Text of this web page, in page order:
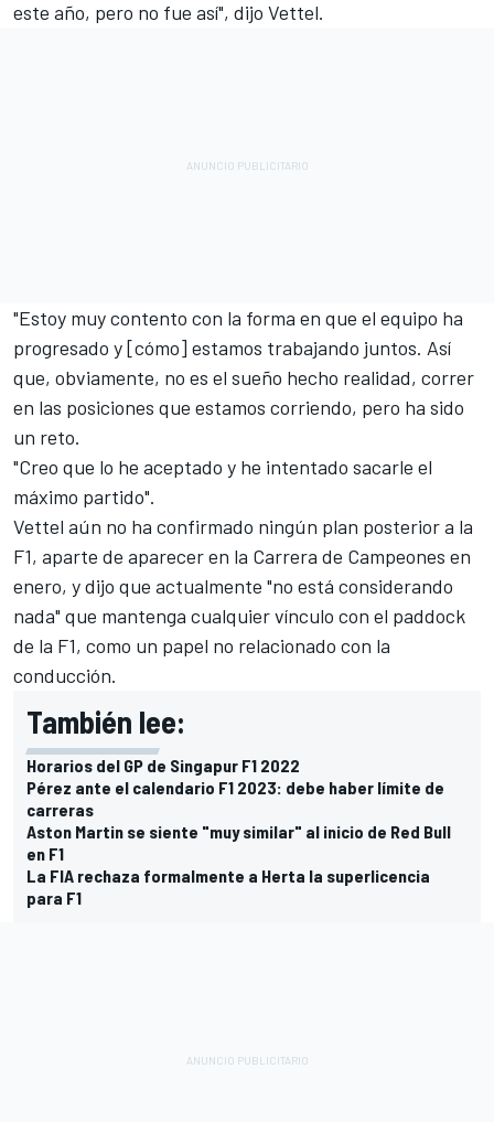
este año, pero no fue así", dijo Vettel.
"Estoy muy contento con la forma en que el equipo ha
progresado y [cómo] estamos trabajando juntos. Así
que, obviamente, no es el sueño hecho realidad, correr
en las posiciones que estamos corriendo, pero ha sido
un reto.
"Creo que lo he aceptado y he intentado sacarle el
máximo partido".
Vettel aún no ha confirmado ningún plan posterior a la
F1, aparte de aparecer en la Carrera de Campeones en
enero, y dijo que actualmente "no está considerando
nada" que mantenga cualquier vínculo con el paddock
de la F1, como un papel no relacionado con la
conducción.
También lee:
Horarios del GP de Singapur F1 2022
Pérez ante el calendario F1 2023: debe haber límite de
carreras
Aston Martin se siente "muy similar" al inicio de Red Bull
en F1
La FIA rechaza formalmente a Herta la superlicencia
para F1